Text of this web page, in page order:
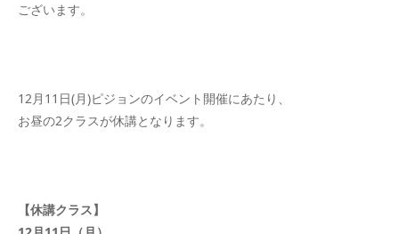
ございます。
12月11日(月)ピジョンのイベント開催にあたり、
お昼の2クラスが休講となります。
【休講クラス】